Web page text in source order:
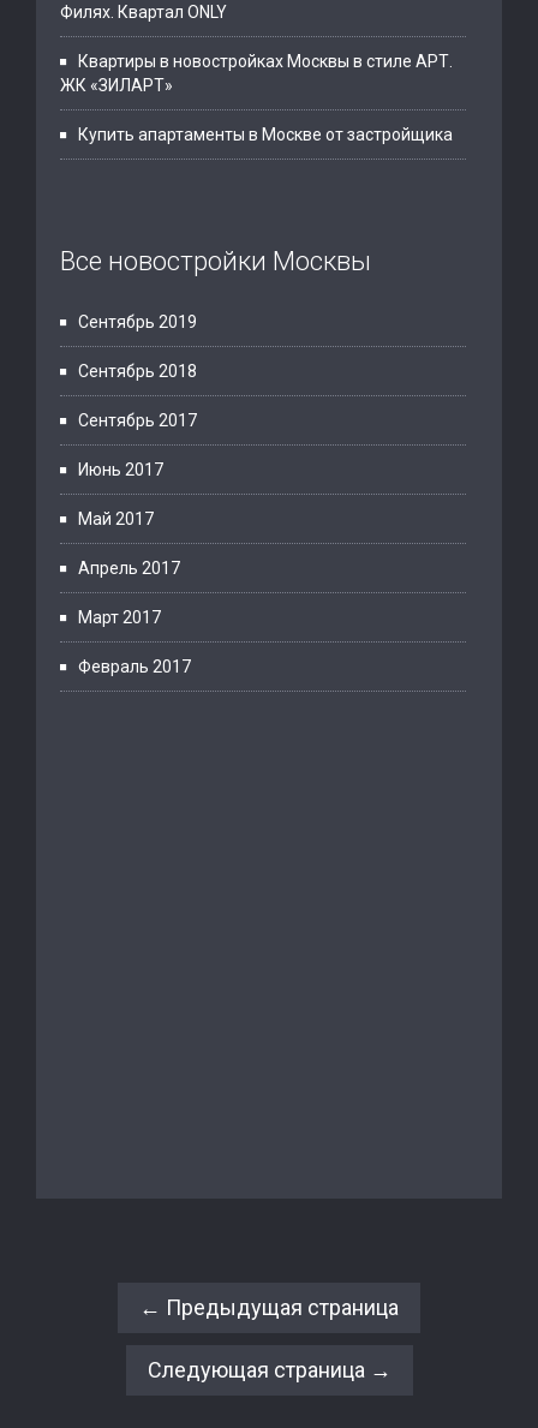
Филях. Квартал ONLY
Квартиры в новостройках Москвы в стиле АРТ.
ЖК «ЗИЛАРТ»
Купить апартаменты в Москве от застройщика
Все новостройки Москвы
Сентябрь 2019
Сентябрь 2018
Сентябрь 2017
Июнь 2017
Май 2017
Апрель 2017
Март 2017
Февраль 2017
← Предыдущая страница
Следующая страница →